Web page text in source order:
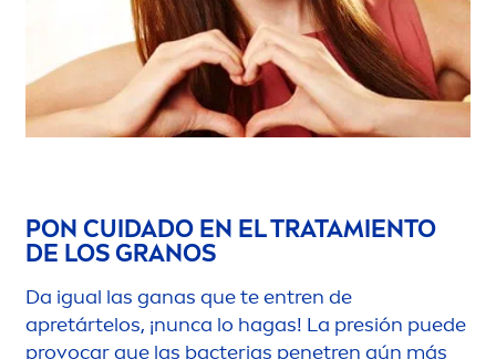
PON CUIDADO EN EL TRATAMIENTO
DE LOS GRANOS
Da igual las ganas que te entren de
apretártelos, ¡nunca lo hagas! La presión puede
provocar que las bacterias penetren aún más